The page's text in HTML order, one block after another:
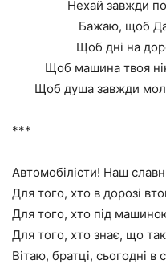
Нехай завжди
Бажаю, щоб
Щоб дні на
Щоб машина твоя
Щоб душа завжди
***
Автомобілісти! Наш
Для того, хто в дорозі
Для того, хто під
Для того, хто знає, що
Вітаю, братці, сьогодні в